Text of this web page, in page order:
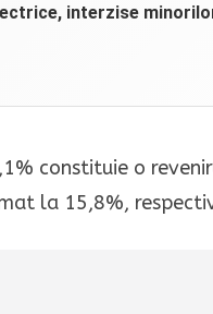
interzise
constituie o
la 15,8%,